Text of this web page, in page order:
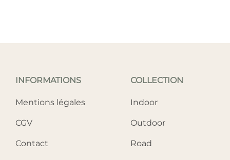
INFORMATIONS
Mentions légales
CGV
Contact
COLLECTION
Indoor
Outdoor
Road